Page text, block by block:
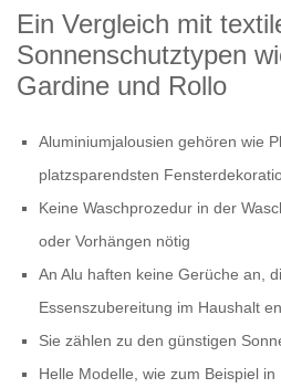
Ein Vergleich mit
Sonnenschutztypen
Gardine und Rollo
Aluminiumjalousien gehören wie
platzsparendsten
Keine Waschprozedur in der
oder Vorhängen nötig
An Alu haften keine Gerüche an,
Essenszubereitung im Haushalt
Sie zählen zu den günstigen
Helle Modelle, wie zum Beispiel in